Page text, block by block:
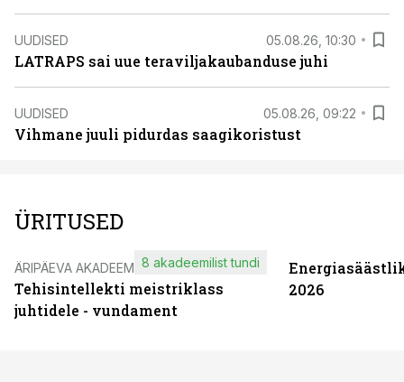
UUDISED 05.08.26, 10:30
LATRAPS sai uue teraviljakaubanduse juhi
UUDISED 05.08.26, 09:22
Vihmane juuli pidurdas saagikoristust
ÜRITUSED
ÄRIPÄEVA AKADEEMIA
Tehisintellekti meistriklass
juhtidele - vundament
8 akadeemilist tundi
2026